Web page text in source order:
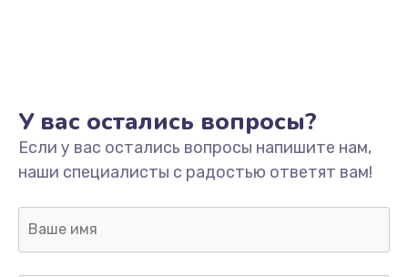
Замена разъёмов (HDMI, DVI, Дисплей порта)
495 руб.
Заказать
Замена USB порта
У вас остались вопросы?
Если у вас остались вопросы напишите нам,
наши специалисты с радостью ответят вам!